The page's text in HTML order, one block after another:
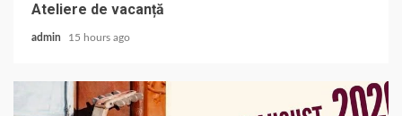
Ateliere de vacanță
admin 15 hours ago